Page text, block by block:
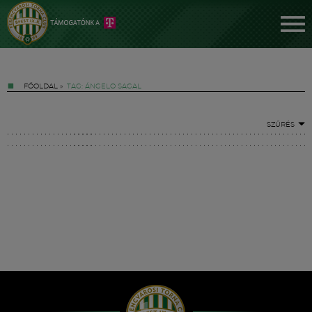
FŐOLDAL » TAG: ÁNGELO SAGAL
SZŰRÉS
Hírek